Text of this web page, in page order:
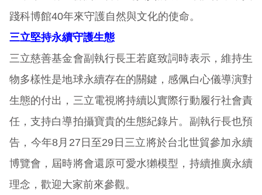
踐科博館40年來守護自然與文化的使命。
三立堅持永續守護生態
三立慈善基金會副執行長王若庭致詞時表示，維持生
物多樣性是地球永續存在的關鍵，感佩白心儀導演對
生態的付出，三立電視將持續以實際行動履行社會責
任，支持白導拍攝寶貴的生態紀錄片。副執行長也預
告，今年8月27日至29日三立將於台北世貿參加永續
博覽會，屆時將會還原可愛水獺模型，持續推廣永續
理念，歡迎大家前來參觀。